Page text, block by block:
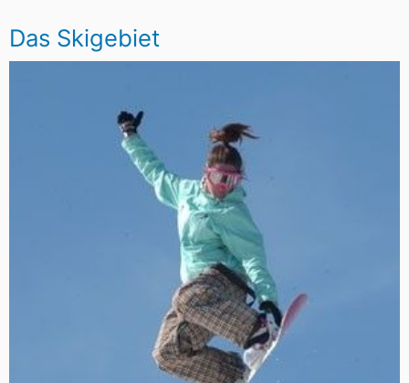
Das Skigebiet